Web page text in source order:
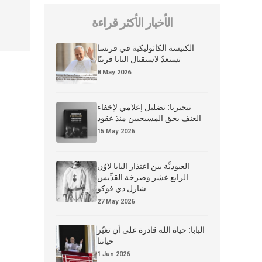
الأخبار الأكثر قراءة
الكنيسة الكاثوليكية في فرنسا
تستعدّ لاستقبال البابا قريبًا
8 May 2026
نيجيريا: تضليل إعلامي لإخفاء
العنف بحق المسيحيين منذ عقود
15 May 2026
العبوديَّة بين اعتذار البابا لاوُن
الرابع عشر وصرخة القدِّيس
شارل دي فوكو
27 May 2026
البابا: حياة الله قادرة على أن تغيّر
حياتنا
1 Jun 2026